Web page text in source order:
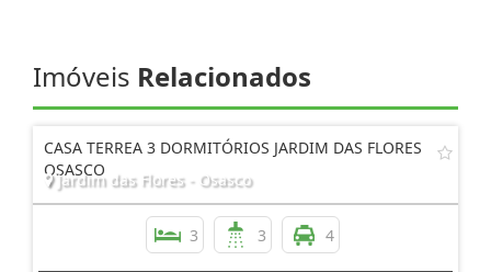
Imóveis Relacionados
CASA TERREA 3 DORMITÓRIOS JARDIM DAS FLORES
OSASCO
Jardim das Flores - Osasco
3 3 4